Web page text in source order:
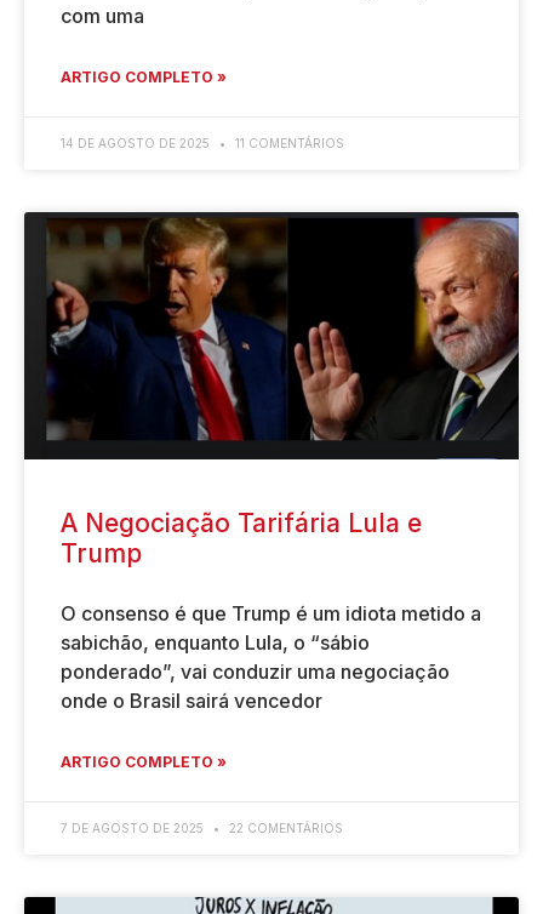
com uma
ARTIGO COMPLETO »
14 DE AGOSTO DE 2025 11 COMENTÁRIOS
A Negociação Tarifária Lula e
Trump
O consenso é que Trump é um idiota metido a
sabichão, enquanto Lula, o “sábio
ponderado”, vai conduzir uma negociação
onde o Brasil sairá vencedor
ARTIGO COMPLETO »
7 DE AGOSTO DE 2025 22 COMENTÁRIOS